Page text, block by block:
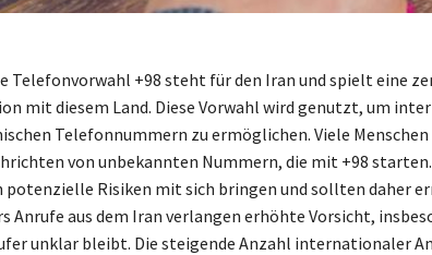
Telefonvorwahl +98 steht für den Iran und spielt eine
mit diesem Land. Diese Vorwahl wird genutzt, um
Telefonnummern zu ermöglichen. Viele
von unbekannten Nummern, die mit +98
Risiken mit sich bringen und sollten daher
Anrufe aus dem Iran verlangen erhöhte Vorsicht,
unklar bleibt. Die steigende Anzahl internationaler